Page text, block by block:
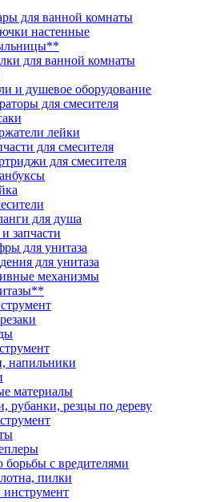
для ванной комнаты
настенные
для ванной комнаты
и душевое оборудование
для смесителя
лейки
для смесителя
для смесителя
для душа
запчасти
для унитаза
для унитаза
механизмы
напильники
материалы
рубанки, резцы по дереву
борьбы с вредителями
пилки